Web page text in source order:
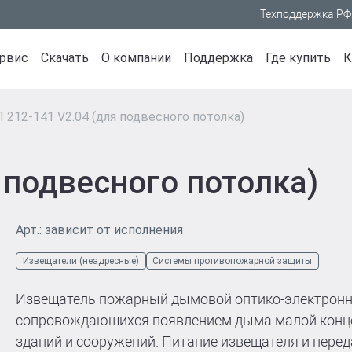
Техподдержка РФ:
R-
Промышленность
(неадресные)
STRAZH
Системы
Системы оповещения
Охранная сигнализация
Источники питания
управления
Скачать
Маркетинговые материалы
Прайс-листы
О компании
Медиацентр
Поддержка Где купить
212-141 V2.04 (для подвесного потолка)
потолка)
Арт.: зависит от исполнения
Извещатели (неадресные) Системы противопожарной защиты
Извещатель пожарный дымовой оптико-
сопровождающихся появлением дыма малой
зданий и сооружений. Питание извещателя и